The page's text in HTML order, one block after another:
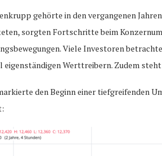
gehörte in den vergangenen
sorgten Fortschritte beim
Viele Investoren
Werttreibern. Zudem steht
den Beginn einer tiefgreifenden